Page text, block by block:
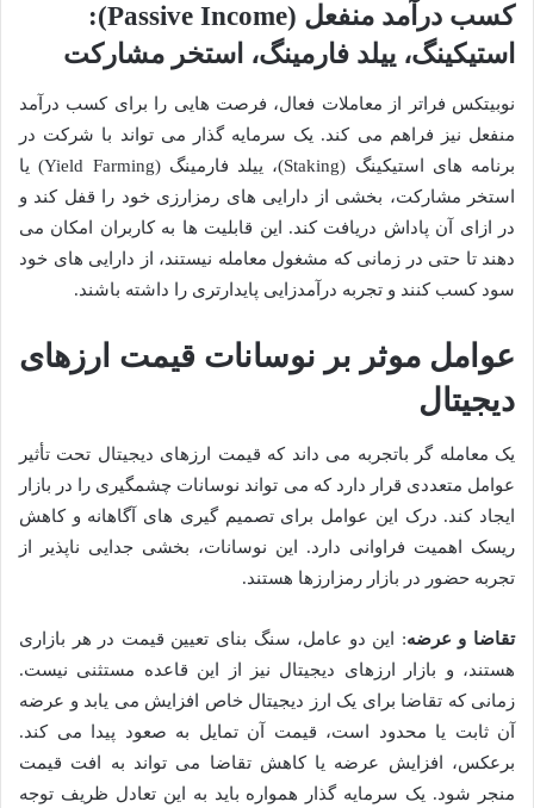
کسب درآمد منفعل (Passive Income):
استیکینگ، ییلد فارمینگ، استخر مشارکت
نوبیتکس فراتر از معاملات فعال، فرصت هایی را برای کسب درآمد
منفعل نیز فراهم می کند. یک سرمایه گذار می تواند با شرکت در
برنامه های استیکینگ (Staking)، ییلد فارمینگ (Yield Farming) یا
استخر مشارکت، بخشی از دارایی های رمزارزی خود را قفل کند و
در ازای آن پاداش دریافت کند. این قابلیت ها به کاربران امکان می
دهند تا حتی در زمانی که مشغول معامله نیستند، از دارایی های خود
سود کسب کنند و تجربه درآمدزایی پایدارتری را داشته باشند.
عوامل موثر بر نوسانات قیمت ارزهای
دیجیتال
یک معامله گر باتجربه می داند که قیمت ارزهای دیجیتال تحت تأثیر
عوامل متعددی قرار دارد که می تواند نوسانات چشمگیری را در بازار
ایجاد کند. درک این عوامل برای تصمیم گیری های آگاهانه و کاهش
ریسک اهمیت فراوانی دارد. این نوسانات، بخشی جدایی ناپذیر از
تجربه حضور در بازار رمزارزها هستند.
تقاضا و عرضه: این دو عامل، سنگ بنای تعیین قیمت در هر بازاری
هستند، و بازار ارزهای دیجیتال نیز از این قاعده مستثنی نیست.
زمانی که تقاضا برای یک ارز دیجیتال خاص افزایش می یابد و عرضه
آن ثابت یا محدود است، قیمت آن تمایل به صعود پیدا می کند.
برعکس، افزایش عرضه یا کاهش تقاضا می تواند به افت قیمت
منجر شود. یک سرمایه گذار همواره باید به این تعادل ظریف توجه